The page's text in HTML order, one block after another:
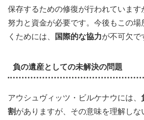
保存するための修復が行われています
努力と資金が必要です。今後もこの場
くためには、
国際的な協力が不可欠で
負の遺産としての未解決の問題
アウシュヴィッツ・ビルケナウには、
割がありますが、その意味を理解しな